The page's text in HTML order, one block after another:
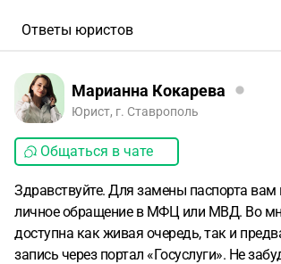
Ответы юристов
Марианна Кокарева
Юрист, г. Ставрополь
Общаться в чате
Здравствуйте. Для замены паспорта вам
личное обращение в МФЦ или МВД. Во
доступна как живая очередь, так и
запись через портал «Госуслуги». Не